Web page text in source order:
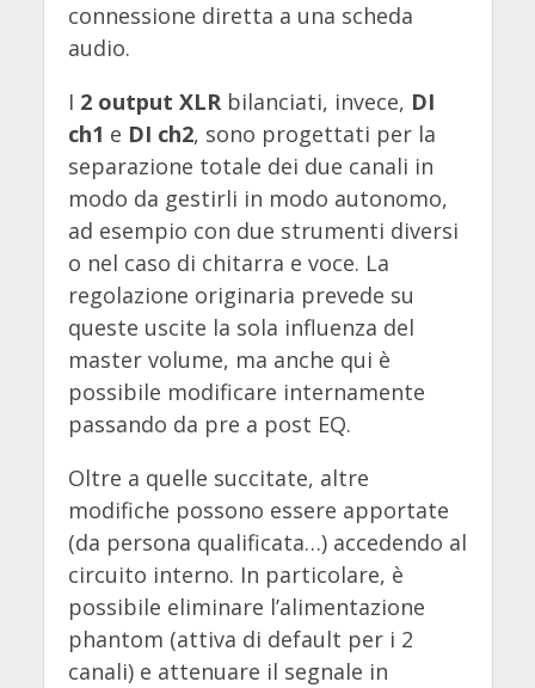
connessione diretta a una scheda
audio.
I 2 output XLRbilanciati, invece, DI
ch1 e DI ch2, sono progettati per la
separazione totale dei due canali in
modo da gestirli in modo autonomo,
ad esempio con due strumenti diversi
o nel caso di chitarra e voce. La
regolazione originaria prevede su
queste uscite la sola influenza del
master volume, ma anche qui è
possibile modificare internamente
passando da pre a post EQ.
Oltre a quelle succitate, altre
modifiche possono essere apportate
(da persona qualificata…) accedendo al
circuito interno. In particolare, è
possibile eliminare l’alimentazione
phantom (attiva di default per i 2
canali) e attenuare il segnale in